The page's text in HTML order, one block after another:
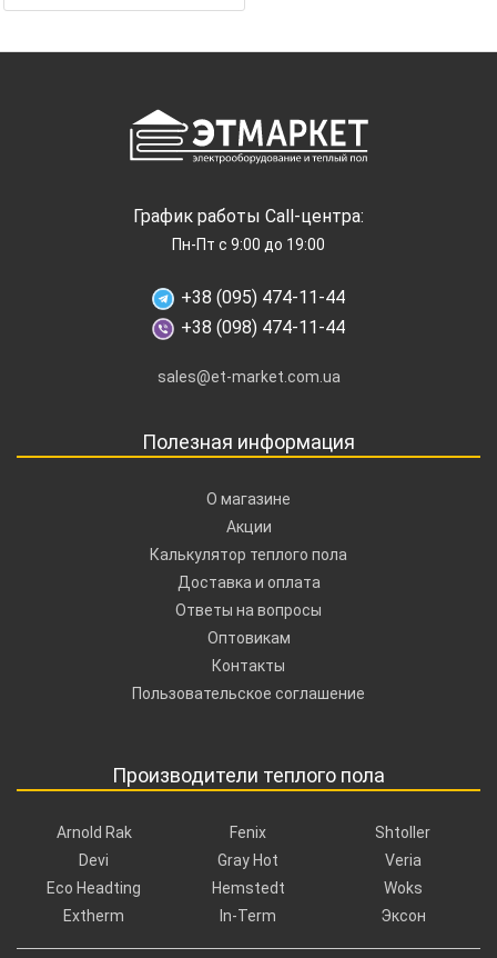
График работы Call-центра:
Пн-Пт с 9:00 до 19:00
+38 (095) 474-11-44
+38 (098) 474-11-44
sales@et-market.com.ua
Полезная информация
О магазине
Акции
Калькулятор теплого пола
Доставка и оплата
Ответы на вопросы
Оптовикам
Контакты
Пользовательское соглашение
Производители теплого пола
Arnold Rak
Devi
Eco Headting
Extherm
Fenix
Gray Hot
Hemstedt
In-Term
Shtoller
Veria
Woks
Эксон